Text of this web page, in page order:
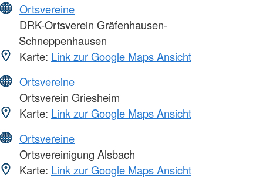
Ortsvereine
DRK-Ortsverein Gräfenhausen-
Schneppenhausen
Karte: Link zur Google Maps Ansicht
Ortsvereine
Ortsverein Griesheim
Karte: Link zur Google Maps Ansicht
Ortsvereine
Ortsvereinigung Alsbach
Karte: Link zur Google Maps Ansicht